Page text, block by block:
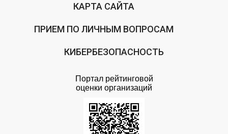
КАРТА САЙТА
ПРИЕМ ПО ЛИЧНЫМ ВОПРОСАМ
КИБЕРБЕЗОПАСНОСТЬ
Портал рейтинговой
оценки организаций